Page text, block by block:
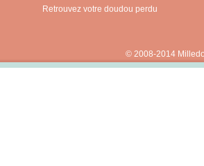
Retrouvez votre doudou perdu
© 2008-2014